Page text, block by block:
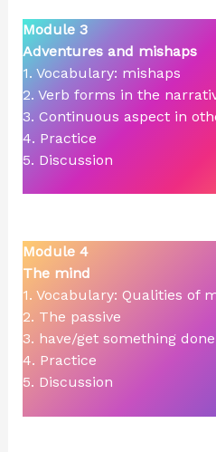
Module 3
Adventures and mishaps
1. Vocabulary: mishaps
2. Verb forms in the
3. Continuous aspect in
4. Practice
5. Discussion
Module 4
The mind
1. Vocabulary: Qualities of
2. The passive
3. have/get something done
4. Practice
5. Discussion